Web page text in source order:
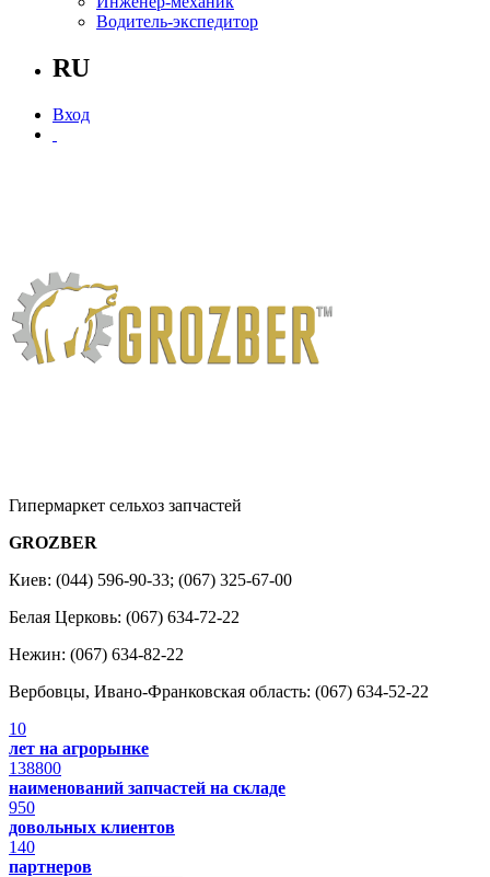
Водитель-экспедитор
RU
Вход
Гипермаркет сельхоз запчастей
GROZBER
Киев: (044) 596-90-33; (067) 325-67-00
Белая Церковь: (067) 634-72-22
Нежин: (067) 634-82-22
Вербовцы, Ивано-Франковская область: (067) 634-52-22
10
лет на агрорынке
138800
наименований запчастей на складе
950
довольных клиентов
140
партнеров